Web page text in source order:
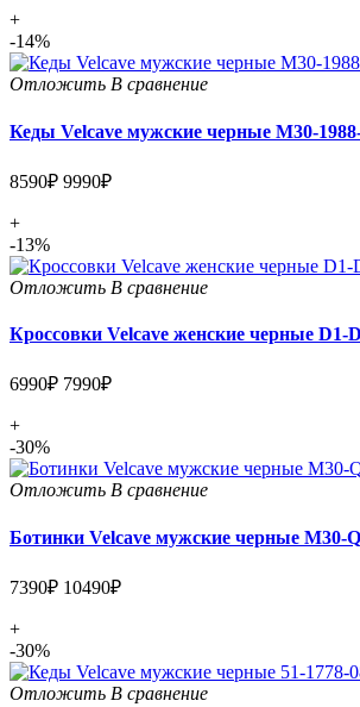
+
-14%
Отложить В сравнение
Кеды Velcave мужские черные M30-
8590₽ 9990₽
+
-13%
Отложить В сравнение
Кроссовки Velcave женские черные D1-
6990₽ 7990₽
+
-30%
Отложить В сравнение
Ботинки Velcave мужские черные M30-
7390₽ 10490₽
+
-30%
Отложить В сравнение